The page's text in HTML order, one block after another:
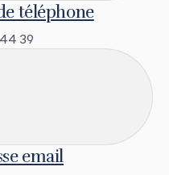
téléphone
39
email